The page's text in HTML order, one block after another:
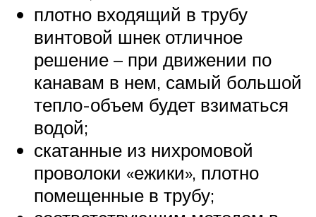
плотно входящий в трубу
винтовой шнек отличное
решение – при движении по
канавам в нем, самый большой
тепло-объем будет взиматься
водой;
скатанные из нихромовой
проволоки «ежики», плотно
помещенные в трубу;